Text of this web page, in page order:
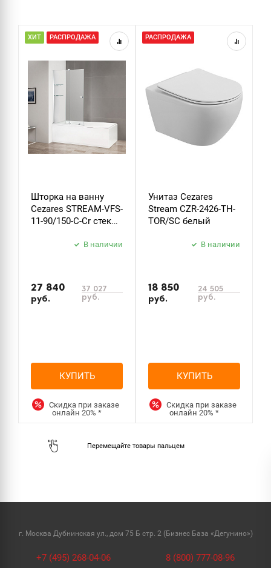
ХИТ РАСПРОДАЖА
Шторка на ванну
Cezares STREAM-VFS-
11-90/150-C-Cr стекло
В наличии
27 840
руб.
37 027
руб.
КУПИТЬ
Скидка при заказе
онлайн20%*
РАСПРОДАЖА
Унитаз Cezares
Stream CZR-2426-TH-
TOR/SC белый
В наличии
18 850
руб.
24 505
руб.
КУПИТЬ
Скидка при заказе
онлайн20%*
г. Москва Дубнинская ул., дом 75 Б стр. 2 (Бизнес База «Дегунино»)
+7 (495) 268-04-06 8 (800) 777-08-96